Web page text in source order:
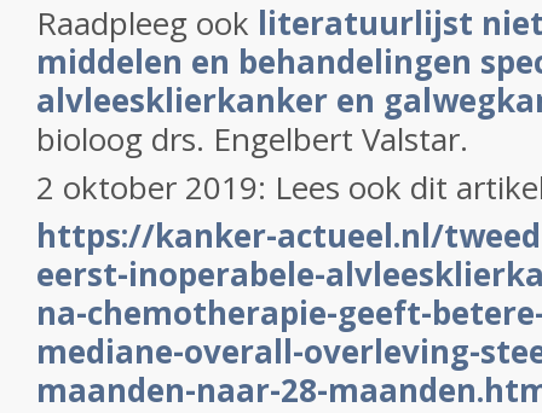
Raadpleeg ook literatuurlijst
middelen en behandelingen
alvleesklierkanker en
bioloog drs. Engelbert Valstar.
2 oktober 2019: Lees ook dit
https://kanker-actueel.nl/
eerst-inoperabele-
na-chemotherapie-geeft-
mediane-overall-overleving-
maanden-naar-28-